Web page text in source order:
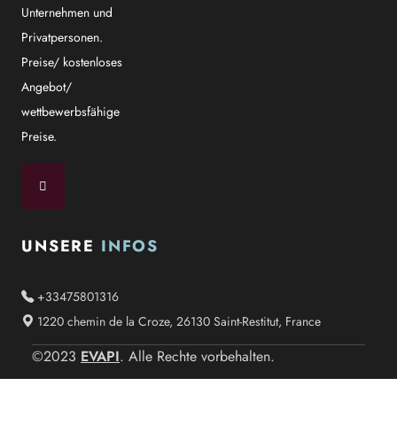
Unternehmen und
Privatpersonen.
Preise/ kostenloses
Angebot/
wettbewerbsfähige
Preise.
UNSERE INFOS
+33475801316
1220 chemin de la Croze, 26130 Saint-Restitut, France
©2023 EVAPI. Alle Rechte vorbehalten.